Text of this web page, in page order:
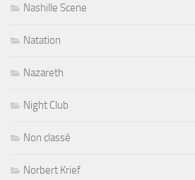
Nashille Scene
Natation
Nazareth
Night Club
Non classé
Norbert Krief